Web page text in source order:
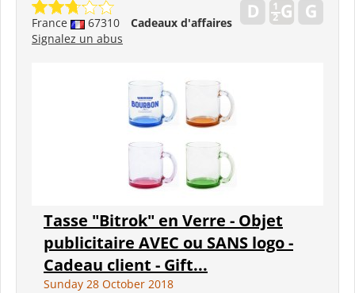
France 67310
Cadeaux d'affaires
Signalez un abus
Tasse "Bitrok" en Verre - Objet
publicitaire AVEC ou SANS logo -
Cadeau client - Gift...
Sunday 28 October 2018